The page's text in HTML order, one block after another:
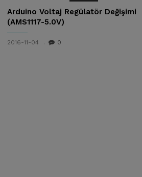
Arduino Voltaj Regülatör Değişimi
(AMS1117-5.0V)
2016-11-04 0